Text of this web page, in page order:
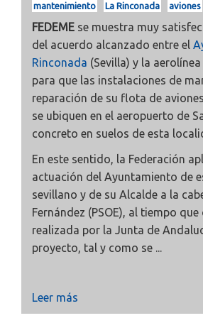
mantenimiento
La Rinconada aviones
FEDEME se muestra muy
del acuerdo alcanzado entre el
Rinconada (Sevilla) y la
para que las instalaciones de
reparación de su flota de
se ubiquen en el aeropuerto de
concreto en suelos de esta
En este sentido, la Federación
actuación del Ayuntamiento de
sevillano y de su Alcalde a la
Fernández (PSOE), al tiempo
realizada por la Junta de
proyecto, tal y como se ...
Leer más